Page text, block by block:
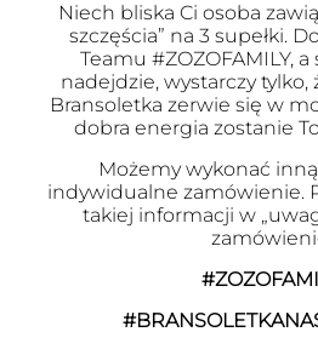
Niech bliska Ci osoba
szczęścia” na 3 supełki.
Teamu #ZOZOFAMILY,
nadejdzie, wystarczy tylko,
Bransoletka zerwie się w
dobra energia zostanie
Możemy wykonać
indywidualne zamówienie.
takiej informacji w